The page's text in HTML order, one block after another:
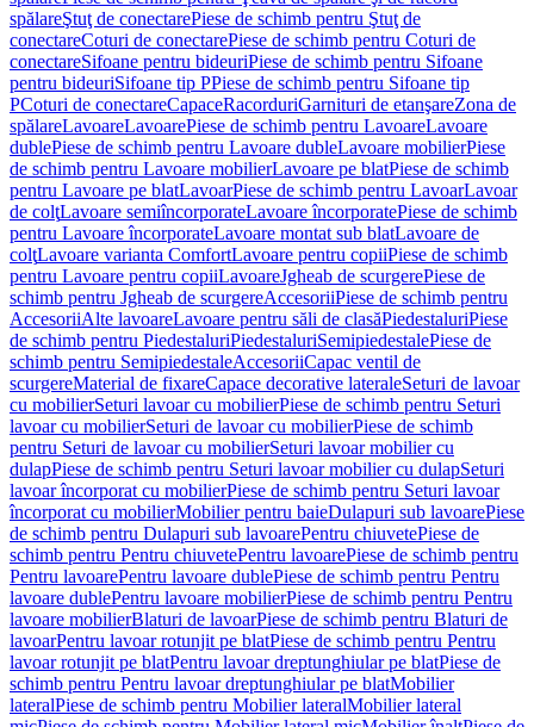
spălareŞtuţ de conectarePiese de schimb pentru Ştuţ de
conectareCoturi de conectarePiese de schimb pentru Coturi de
conectareSifoane pentru bideuriPiese de schimb pentru Sifoane
pentru bideuriSifoane tip PPiese de schimb pentru Sifoane tip
PCoturi de conectareCapaceRacorduriGarnituri de etanşareZona de
spălareLavoareLavoarePiese de schimb pentru LavoareLavoare
dublePiese de schimb pentru Lavoare dubleLavoare mobilierPiese
de schimb pentru Lavoare mobilierLavoare pe blatPiese de schimb
pentru Lavoare pe blatLavoarPiese de schimb pentru LavoarLavoar
de colţLavoare semiîncorporateLavoare încorporatePiese de schimb
pentru Lavoare încorporateLavoare montat sub blatLavoare de
colţLavoare varianta ComfortLavoare pentru copiiPiese de schimb
pentru Lavoare pentru copiiLavoareJgheab de scurgerePiese de
schimb pentru Jgheab de scurgereAccesoriiPiese de schimb pentru
AccesoriiAlte lavoareLavoare pentru săli de clasăPiedestaluriPiese
de schimb pentru PiedestaluriPiedestaluriSemipiedestalePiese de
schimb pentru SemipiedestaleAccesoriiCapac ventil de
scurgereMaterial de fixareCapace decorative lateraleSeturi de lavoar
cu mobilierSeturi lavoar cu mobilierPiese de schimb pentru Seturi
lavoar cu mobilierSeturi de lavoar cu mobilierPiese de schimb
pentru Seturi de lavoar cu mobilierSeturi lavoar mobilier cu
dulapPiese de schimb pentru Seturi lavoar mobilier cu dulapSeturi
lavoar încorporat cu mobilierPiese de schimb pentru Seturi lavoar
încorporat cu mobilierMobilier pentru baieDulapuri sub lavoarePiese
de schimb pentru Dulapuri sub lavoarePentru chiuvetePiese de
schimb pentru Pentru chiuvetePentru lavoarePiese de schimb pentru
Pentru lavoarePentru lavoare dublePiese de schimb pentru Pentru
lavoare dublePentru lavoare mobilierPiese de schimb pentru Pentru
lavoare mobilierBlaturi de lavoarPiese de schimb pentru Blaturi de
lavoarPentru lavoar rotunjit pe blatPiese de schimb pentru Pentru
lavoar rotunjit pe blatPentru lavoar dreptunghiular pe blatPiese de
schimb pentru Pentru lavoar dreptunghiular pe blatMobilier
lateralPiese de schimb pentru Mobilier lateralMobilier lateral